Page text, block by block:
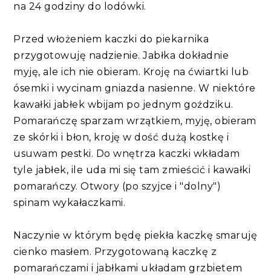
na 24 godziny do lodówki.
Przed włożeniem kaczki do piekarnika
przygotowuję nadzienie. Jabłka dokładnie
myję, ale ich nie obieram. Kroję na ćwiartki lub
ósemki i wycinam gniazda nasienne. W niektóre
kawałki jabłek wbijam po jednym goździku.
Pomarańczę sparzam wrzątkiem, myję, obieram
ze skórki i błon, kroję w dość dużą kostkę i
usuwam pestki. Do wnętrza kaczki wkładam
tyle jabłek, ile uda mi się tam zmieścić i kawałki
pomarańczy. Otwory (po szyjce i "dolny")
spinam wykałaczkami.
Naczynie w którym będę piekła kaczkę smaruję
cienko masłem. Przygotowaną kaczkę z
pomarańczami i jabłkami układam grzbietem